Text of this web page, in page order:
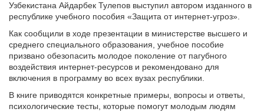
Узбекистана Айдарбек Тулепов выступил автором изданного в
республике учебного пособия «Защита от интернет-угроз».
Как сообщили в ходе презентации в министерстве высшего и
среднего специального образования, учебное пособие
призвано обезопасить молодое поколение от пагубного
воздействия интернет-ресурсов и рекомендовано для
включения в программу во всех вузах республики.
В книге приводятся конкретные примеры, вопросы и ответы,
психологические тесты, которые помогут молодым людям